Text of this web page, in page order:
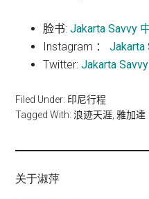
脸书:Jakarta Savvy
Instagram ：Jakarta
Twitter:Jakarta Savvy
Filed Under: 印尼行程
Tagged With:浪迹天涯 雅加達
关于淑萍